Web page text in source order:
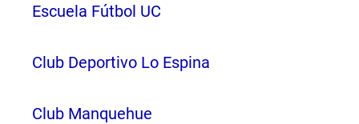
Escuela Fútbol UC
Club Deportivo Lo Espina
Club Manquehue